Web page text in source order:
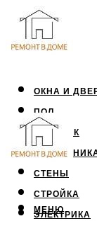
ОКНА И
ПОЛ
ПОТОЛОК
СТЕНЫ
СТРОЙКА
ЭЛЕКТРИКА
МЕНЮ